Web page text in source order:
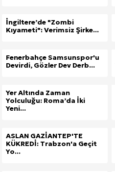
İngiltere’de "Zombi
Kıyameti": Verimsiz Şirke...
Fenerbahçe Samsunspor'u
Devirdi, Gözler Dev Derb...
Yer Altında Zaman
Yolculuğu: Roma’da İki
Yeni...
ASLAN GAZİANTEP'TE
KÜKREDİ: Trabzon'a Geçit
Yo...